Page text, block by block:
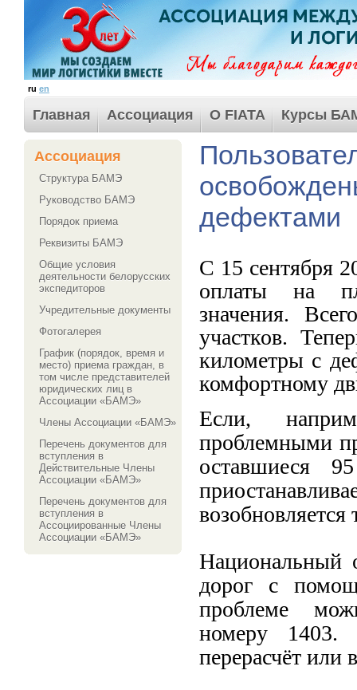
ru en
Главная Ассоциация О FIATA Курсы
Ассоциация
Структура БАМЭ
Руководство БАМЭ
Порядок приема
Реквизиты БАМЭ
Общие условия
деятельности белорусских
экспедиторов
Учредительные документы
Фотогалерея
График (порядок, время и
место) приема граждан, в
том числе представителей
юридических лиц в
Ассоциации «БАМЭ»
Члены Ассоциации «БАМЭ»
Перечень документов для
вступления в
Действительные Члены
Ассоциации «БАМЭ»
Перечень документов для
вступления в
Ассоциированные Члены
Ассоциации «БАМЭ»
дефектами
С 15 сентября
оплаты на
значения.
участков.
километры с
комфортному
Если,
проблемными
оставшиеся
Национальный
дорог с
проблеме
номеру 1403.
перерасчёт или